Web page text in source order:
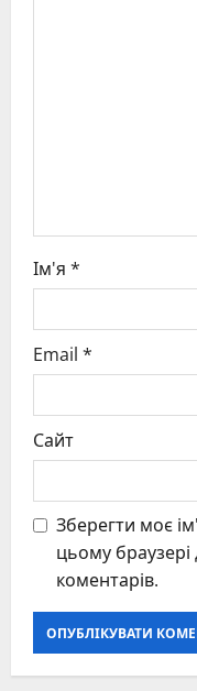
Ім'я *
Email *
Сайт
Зберегти моє
цьому
коментарів.